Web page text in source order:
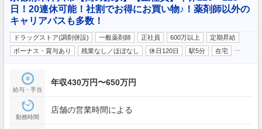
日！20連休可能！社割でお得にお買い物♪！薬剤師以外の
キャリアパスも多数！
ドラッグストア(調剤併設) 一般薬剤師 正社員 600万以上
定期昇給
ボーナス・賞与あり
残業なし／ほぼなし 休日120日 駅5分 在宅
給与・手当
年収430万円〜650万円
勤務時間
店舗の営業時間による